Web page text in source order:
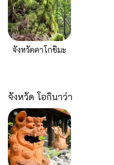
จังหวัดคาโกชิมะ
จังหวัด โอกินาว่า